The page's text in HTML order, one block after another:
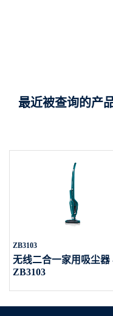
最近被查询的产
ZB3103
无线二合一家用吸尘器
ZB3103